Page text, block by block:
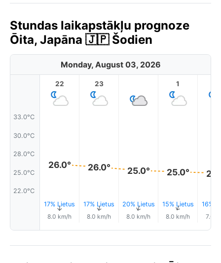
Stundas laikapstākļu prognoze
Ōita, Japāna 🇯🇵 Šodien
Monday, August 03, 2026
33.0°C
30.0°C
28.0°C
25.0°C
22.0°C
22
26.0°
17% Lietus
↑
8.0 km/h
23
26.0°
17% Lietus
↑
8.0 km/h
25.0°
20% Lietus
↑
8.0 km/h
1
25.0°
15% Lietus
↑
8.0 km/h
16%
7.0